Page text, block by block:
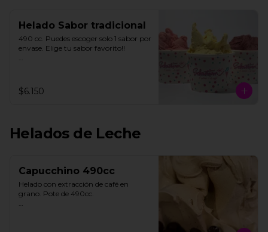
Helado Sabor tradicional
490 cc. Puedes escoger solo 1 sabor por
envase. Elige tu sabor favorito!!
y personas con intolerancia a la
lactosa, a excepción de la lúcuma"
$6.150
Helados de Leche
Capucchino 490cc
Helado con extracción de café en
grano. Pote de 490cc.